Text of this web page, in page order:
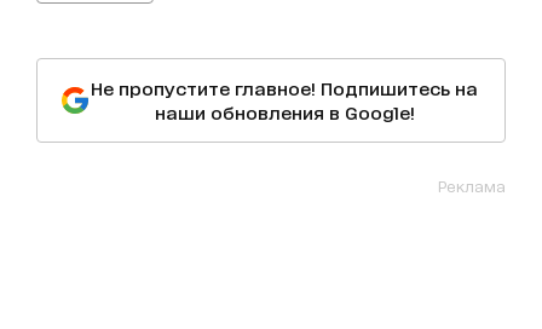
Не пропустите главное! Подпишитесь на
наши обновления в Google!
Реклама